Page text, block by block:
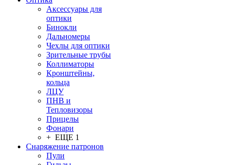
Аксессуары для
оптики
Бинокли
Дальномеры
Чехлы для оптики
Зрительные трубы
Коллиматоры
Кронштейны,
кольца
ЛЦУ
ПНВ и
Тепловизоры
Прицелы
Фонари
+ ЕЩЕ 1
Снаряжение патронов
Пули